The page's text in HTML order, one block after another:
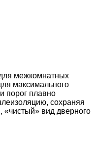
межкомнатных
максимального
порог плавно
сохраняя
«чистый» вид дверного